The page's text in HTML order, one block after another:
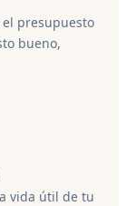
presupuesto
bueno,
vida útil de tu